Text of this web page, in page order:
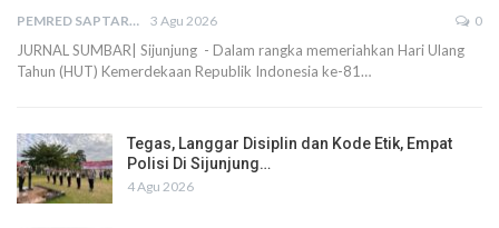
PEMRED SAPTARIUS 3 Agu 2026 0
JURNAL SUMBAR| Sijunjung - Dalam rangka memeriahkan Hari Ulang
Tahun (HUT) Kemerdekaan Republik Indonesia ke-81…
Tegas, Langgar Disiplin dan Kode Etik, Empat
Polisi Di Sijunjung…
4 Agu 2026